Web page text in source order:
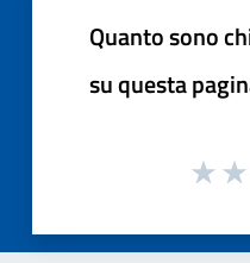
Quanto sono
su questa